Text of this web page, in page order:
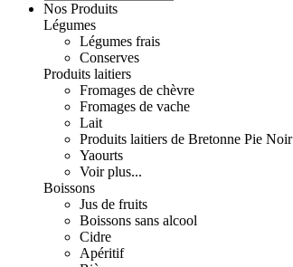
Nos Produits
Légumes
Légumes frais
Conserves
Produits laitiers
Fromages de chèvre
Fromages de vache
Lait
Produits laitiers de Bretonne Pie Noir
Yaourts
Voir plus...
Boissons
Jus de fruits
Boissons sans alcool
Cidre
Apéritif